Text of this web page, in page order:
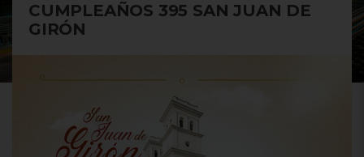
CUMPLEAÑOS 395 SAN JUAN DE
GIRÓN